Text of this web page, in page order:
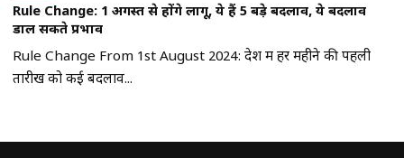
Rule Change: 1 अगस्त से होंगे लागू, ये हैं 5 बड़े बदलाव, ये बदलाव
डाल सकते प्रभाव
Rule Change From 1st August 2024: देश में हर महीने की पहली
तारीख को कई बदलाव...